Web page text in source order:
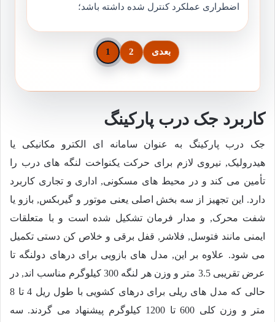
اضطراری عملکرد کنترل شده داشته باشد؛
1 2 بعدی
کاربرد جک درب پارکینگ
جک درب پارکینگ به عنوان سامانه ای الکترو مکانیکی یا
هیدرولیک, نیروی لازم برای حرکت یکنواخت لنگه های درب را
تأمین می کند و در محیط های مسکونی, اداری و تجاری کاربرد
دارد. این تجهیز از سه بخش اصلی یعنی موتور و گیربکس, بازو یا
شفت محرک, و مدار فرمان تشکیل شده است و با متعلقات
ایمنی مانند فتوسل, فلاشر, قفل برقی و خلاص کن دستی تکمیل
می شود. علاوه بر این, مدل های بازویی برای درهای دولنگه تا
عرض تقریبی 3.5 متر و وزن هر لنگه 300 کیلوگرم مناسب اند, در
حالی که مدل های ریلی برای درهای کشویی با طول ریل 4 تا 8
متر و وزن کلی 600 تا 1200 کیلوگرم پیشنهاد می گردند. سه